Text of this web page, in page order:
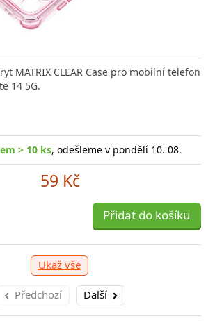
MATRIX CLEAR Case pro mobilní telefon
14 5G.
> 10 ks, odešleme v pondělí 10. 08.
59 Kč
Přidat do košíku
Ukaž vše
Předchozí Další